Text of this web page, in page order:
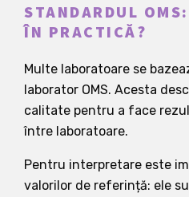
STANDARDUL
ÎN PRACTICĂ?
Multe laboratoare se
laborator OMS. Acesta
calitate pentru a face
între laboratoare.
Pentru interpretare este
valorilor de referință: ele